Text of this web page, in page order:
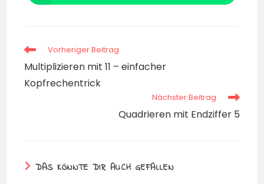
Vorheriger Beitrag
Multiplizieren mit 11 – einfacher
Kopfrechentrick
Nächster Beitrag
Quadrieren mit Endziffer 5
DAS KÖNNTE DIR AUCH GEFALLEN